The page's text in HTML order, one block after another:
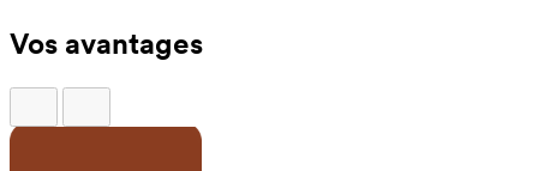
Vos avantages